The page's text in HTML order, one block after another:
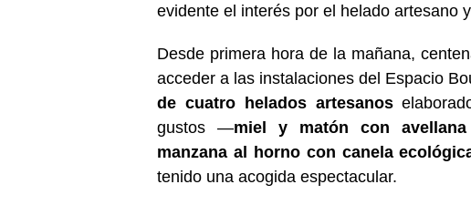
evidente el interés por el helado artesano
Desde primera hora de la mañana,
acceder a las instalaciones del Espacio
de cuatro helados artesanos
gustos —miel y matón con avellana
manzana al horno con canela
tenido una acogida espectacular.